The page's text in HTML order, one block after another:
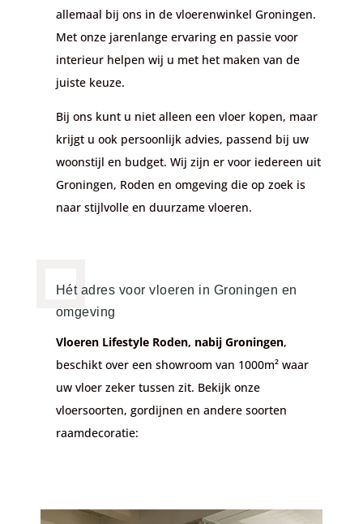
allemaal bij ons in de vloerenwinkel Groningen.
Met onze jarenlange ervaring en passie voor
interieur helpen wij u met het maken van de
juiste keuze.
Bij ons kunt u niet alleen een vloer kopen, maar
krijgt u ook persoonlijk advies, passend bij uw
woonstijl en budget. Wij zijn er voor iedereen uit
Groningen, Roden en omgeving die op zoek is
naar stijlvolle en duurzame vloeren.
Hét adres voor vloeren in Groningen en
omgeving
Vloeren Lifestyle Roden, nabij Groningen,
beschikt over een showroom van 1000m² waar
uw vloer zeker tussen zit. Bekijk onze
vloersoorten, gordijnen en andere soorten
raamdecoratie: